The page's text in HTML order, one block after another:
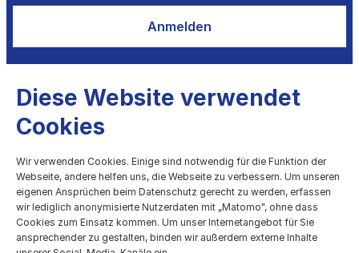
Anmelden
kulturBdigital
Digitale Entwicklung des Kulturbereichs
Technologiestiftung Berlin
Grunewaldstr. 61-62, 10825 Berlin
Diese Website verwendet
Cookies
Wir verwenden Cookies. Einige sind notwendig für die Funktion der
Webseite, andere helfen uns, die Webseite zu verbessern. Um unseren
eigenen Ansprüchen beim Datenschutz gerecht zu werden, erfassen
wir lediglich anonymisierte Nutzerdaten mit „Matomo", ohne dass
Cookies zum Einsatz kommen. Um unser Internetangebot für Sie
ansprechender zu gestalten, binden wir außerdem externe Inhalte